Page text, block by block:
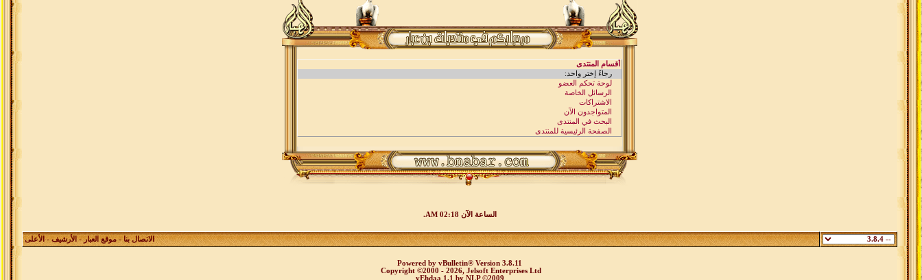
الساعة الآن02:18 AM
.
الاتصال بنا- موقع العبار-الأرشيف- الأعلى
Powered by vBulletin® Version 3.8.11
Copyright ©2000 - 2026, Jelsoft Enterprises Ltd
vEhdaa 1.1 by NLP©2009